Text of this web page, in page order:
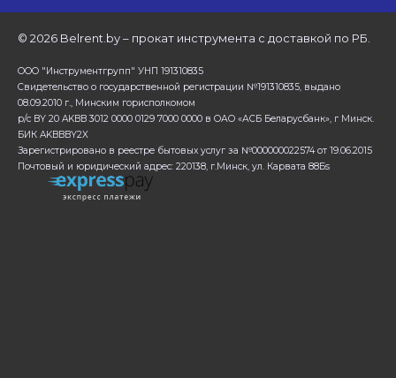
© 2026 Belrent.by – прокат инструмента с доставкой по РБ.
ООО "Инструментгрупп" УНП 191310835
Свидетельство о государственной регистрации №191310835, выдано
08.09.2010 г., Минским горисполкомом
р/с BY 20 AKBB 3012 0000 0129 7000 0000 в ОАО «АСБ Беларусбанк», г Минск.
БИК AKBBBY2X
Зарегистрировано в реестре бытовых услуг за №000000022574 от 19.06.2015
Почтовый и юридический адрес: 220138, г.Минск, ул. Карвата 88Бs